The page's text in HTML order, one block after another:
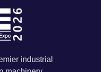
industrial